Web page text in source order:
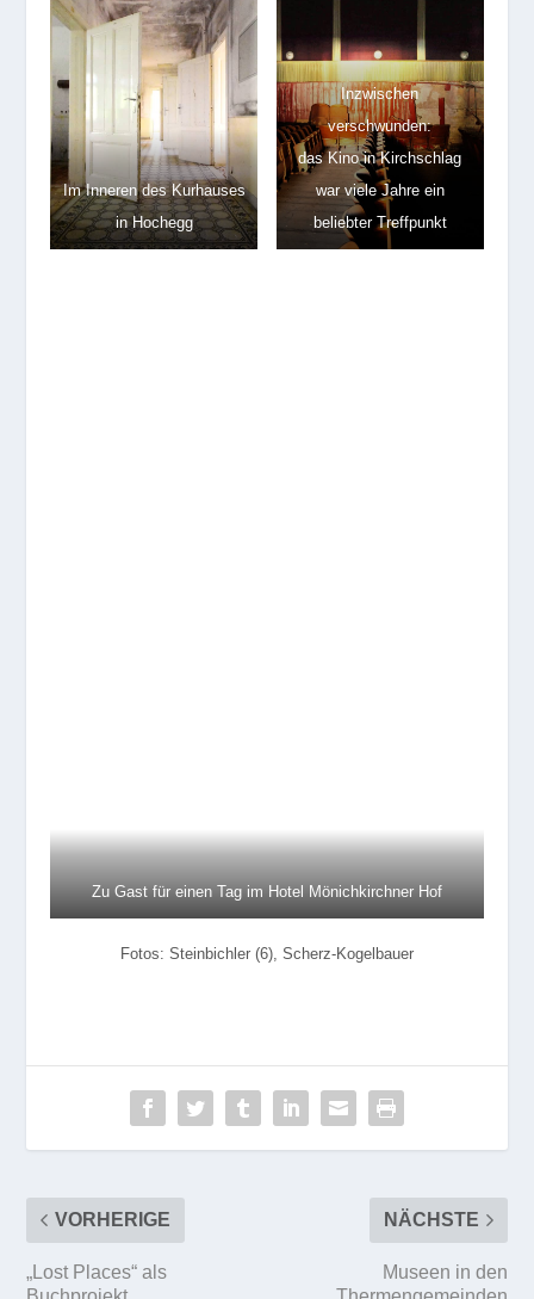
Im Inneren des Kurhauses
in Hochegg
Inzwischen
verschwunden:
das Kino in Kirchschlag
war viele Jahre ein
beliebter Treffpunkt
INSTAGRAM
RUBRIKEN – ALLE ARTIKEL
WIRTSCHAFT